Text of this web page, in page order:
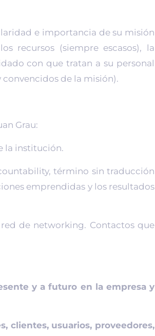
e importancia de su misión
recursos (siempre escasos), la
con que tratan a su personal
de la misión).
Grau:
la institución.
término sin traducción
emprendidas y los resultados
de networking. Contactos que
y a futuro en la empresa y
clientes, usuarios, proveedores,